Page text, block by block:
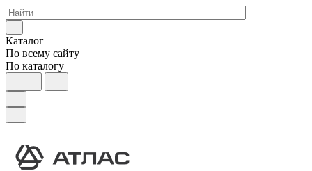
Каталог
По всему сайту
По каталогу